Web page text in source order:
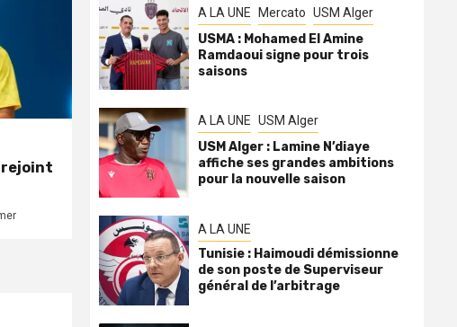
rejoint
A LA UNE Mercato USM Alger
USMA : Mohamed El Amine
Ramdaoui signe pour trois
saisons
A LA UNE USM Alger
USM Alger : Lamine N’diaye
affiche ses grandes ambitions
pour la nouvelle saison
A LA UNE
Tunisie : Haimoudi démissionne
de son poste de Superviseur
général de l’arbitrage